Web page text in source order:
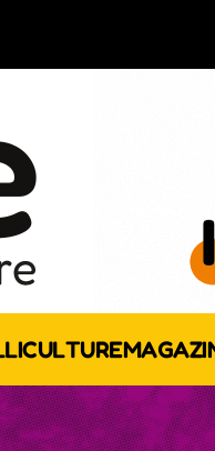
CULTURE